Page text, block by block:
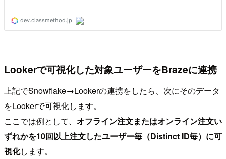
Lookerで可視化した対象ユーザーをBrazeに連携
上記でSnowflake→Lookerの連携をしたら、次にそのデータ
をLookerで可視化します。
ここでは例として、 オフライン注文またはオンライン注文い
ずれかを10回以上注文したユーザー毎（Distinct ID毎）に可
視化します。